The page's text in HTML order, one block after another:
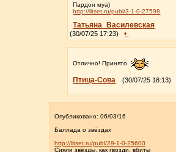
Пардон муа)
http://litset.ru/publ/3-1-0-27598
Татьяна_Василевская
(30/07/25 17:23) •
Отлично! Принято.
Птица-Сова (30/07/25 18:13)
Опубликовано: 06/03/16
Баллада о звёздах
http://litset.ru/publ/29-1-0-25600
Сияли звёзды, как гвозди, вбиты